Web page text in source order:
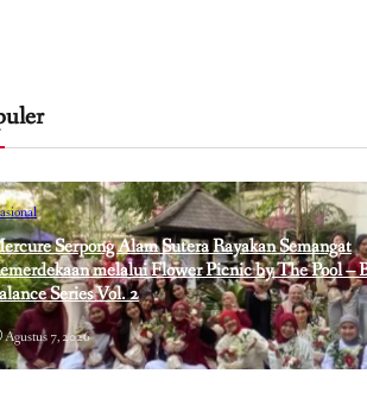
Serpong Alam Sutera Rayakan Semangat
melalui Flower Picnic by The Pool –
Series Vol. 2
Agustus 7, 2026